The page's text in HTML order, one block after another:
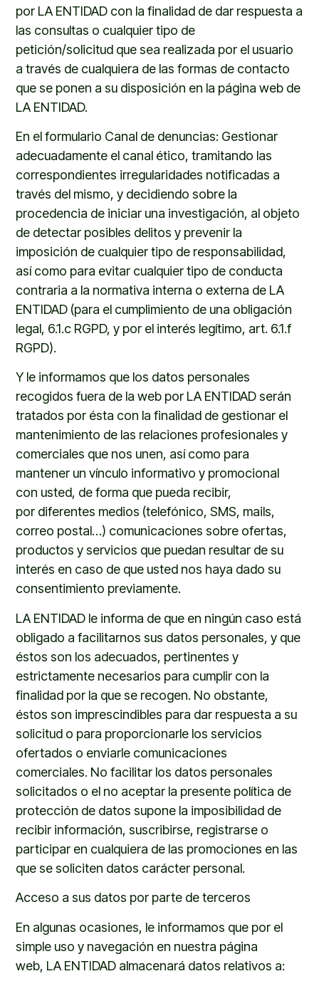
por LA ENTIDAD con la finalidad de dar respuesta a
las consultas o cualquier tipo de
petición/solicitud que sea realizada por el usuario
a través de cualquiera de las formas de contacto
que se ponen a su disposición en la página web de
LA ENTIDAD.
En el formulario Canal de denuncias: Gestionar
adecuadamente el canal ético, tramitando las
correspondientes irregularidades notificadas a
través del mismo, y decidiendo sobre la
procedencia de iniciar una investigación, al objeto
de detectar posibles delitos y prevenir la
imposición de cualquier tipo de responsabilidad,
así como para evitar cualquier tipo de conducta
contraria a la normativa interna o externa de LA
ENTIDAD (para el cumplimiento de una obligación
legal, 6.1.c RGPD, y por el interés legítimo, art. 6.1.f
RGPD).
Y le informamos que los datos personales
recogidos fuera de la web por LA ENTIDADserán
tratados por ésta con la finalidad de gestionar el
mantenimiento de las relaciones profesionales y
comerciales que nos unen, así como para
mantener un vínculo informativo y promocional
con usted, de forma que pueda recibir,
por diferentes medios (telefónico, SMS, mails,
correo postal…) comunicaciones sobre ofertas,
productos y servicios que puedan resultar de su
interés en caso de que usted nos haya dado su
consentimiento previamente.
LA ENTIDAD le informa de que en ningún caso está
obligado a facilitarnos sus datos personales, y que
éstos son los adecuados, pertinentes y
estrictamente necesarios para cumplir con la
finalidad por la que se recogen. No obstante,
éstos son imprescindibles para dar respuesta a su
solicitud o para proporcionarle los servicios
ofertados o enviarle comunicaciones
comerciales. No facilitar los datos personales
solicitados o el no aceptar la presente política de
protección de datos supone la imposibilidad de
recibir información, suscribirse, registrarse o
participar en cualquiera de las promociones en las
que se soliciten datos carácter personal.
Acceso a sus datos por parte de terceros
En algunas ocasiones, le informamos que por el
simple uso y navegación en nuestra página
web, LA ENTIDAD almacenará datos relativos a: